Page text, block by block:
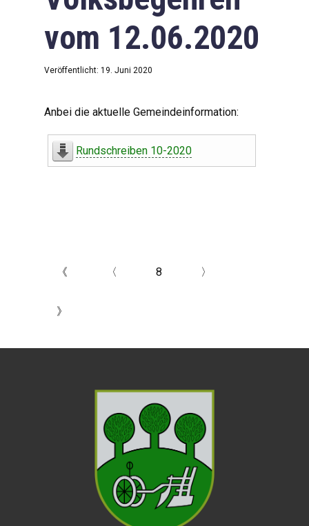
vom 12.06.2020
Veröffentlicht: 19. Juni 2020
Anbei die aktuelle Gemeindeinformation:
Rundschreiben 10-2020
《 〈 8 〉
》